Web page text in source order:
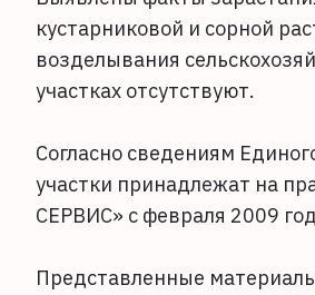
кустарниковой и сорной
возделывания
участках отсутствуют.
Согласно сведениям
участки принадлежат на
СЕРВИС» с февраля 2009
Представленные